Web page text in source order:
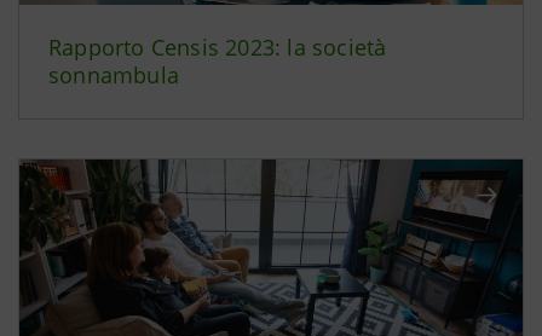
Rapporto Censis 2023: la società
sonnambula